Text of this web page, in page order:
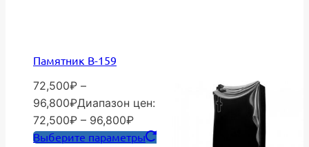
Памятник В-159
72,500₽ –
96,800₽Диапазон цен:
72,500₽ – 96,800₽
Выберите параметры